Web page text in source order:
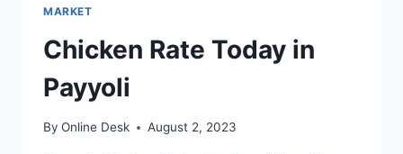
MARKET
Chicken Rate Today in
Payyoli
By Online Desk August 2, 2023